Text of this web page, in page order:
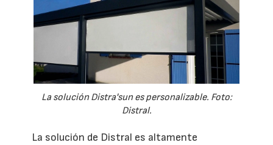
La solución Distra'sun es personalizable. Foto:
Distral.
La solución de Distral es altamente